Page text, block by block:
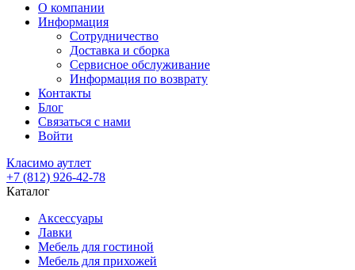
О компании
Информация
Сотрудничество
Доставка и сборка
Сервисное обслуживание
Информация по возврату
Контакты
Блог
Связаться с нами
Войти
Класимо аутлет
+7 (812) 926-42-78
Каталог
Аксессуары
Лавки
Мебель для гостиной
Мебель для прихожей